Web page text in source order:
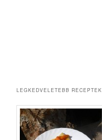
LEGKEDVELETEBB RECEPTEK